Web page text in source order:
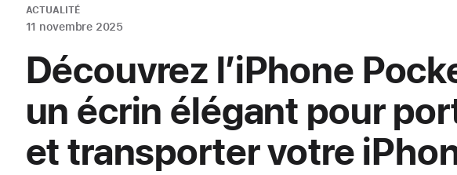
ACTUALITÉ
11 novembre 2025
Découvrez l’iPhone
un écrin élégant pour
et transporter votre